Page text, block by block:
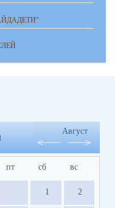
Август
пт сб вс
1 2